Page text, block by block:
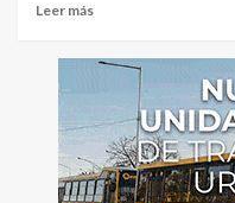
Leer más